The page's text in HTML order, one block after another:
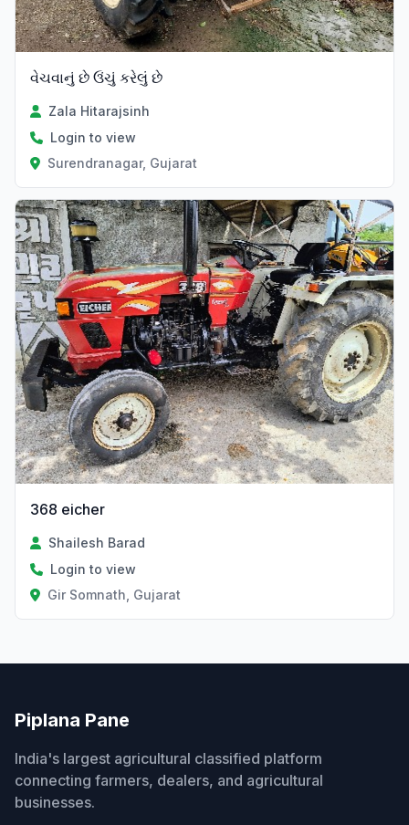
વેચવાનું છે ઉંચું કરેલું છે
Zala Hitarajsinh
Login to view
Surendranagar, Gujarat
368 eicher
Shailesh Barad
Login to view
Gir Somnath, Gujarat
Piplana Pane
India's largest agricultural classified platform
connecting farmers, dealers, and agricultural
businesses.